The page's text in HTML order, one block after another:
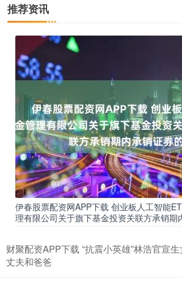
推荐资讯
伊春股票配资网APP下载 创业板人工智能
理有限公司关于旗下基金投资关联方承销期
财聚配资APP下载 “抗震小英雄”林浩官宣
丈夫和爸爸